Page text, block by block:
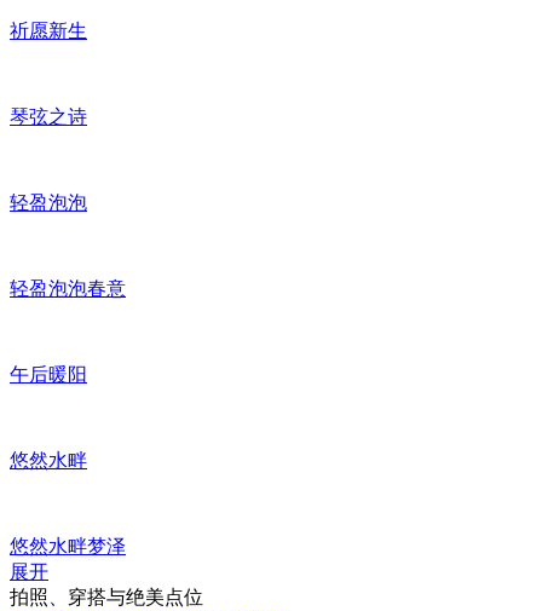
祈愿新生
琴弦之诗
轻盈泡泡
轻盈泡泡春意
午后暖阳
悠然水畔
悠然水畔梦泽
展开
拍照、穿搭与绝美点位